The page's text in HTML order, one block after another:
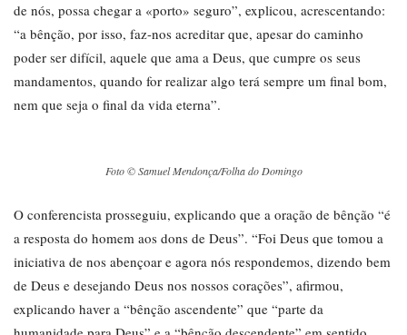
de nós, possa chegar a «porto» seguro”, explicou, acrescentando:
“a bênção, por isso, faz-nos acreditar que, apesar do caminho
poder ser difícil, aquele que ama a Deus, que cumpre os seus
mandamentos, quando for realizar algo terá sempre um final bom,
nem que seja o final da vida eterna”.
Foto © Samuel Mendonça/Folha do Domingo
O conferencista prosseguiu, explicando que a oração de bênção “é
a resposta do homem aos dons de Deus”. “Foi Deus que tomou a
iniciativa de nos abençoar e agora nós respondemos, dizendo bem
de Deus e desejando Deus nos nossos corações”, afirmou,
explicando haver a “bênção ascendente” que “parte da